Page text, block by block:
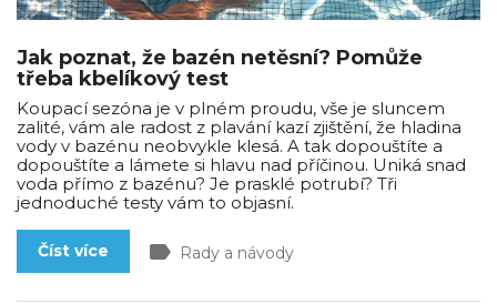
Jak poznat, že bazén netěsní? Pomůže
třeba kbelíkový test
Koupací sezóna je v plném proudu, vše je sluncem
zalité, vám ale radost z plavání kazí zjištění, že hladina
vody v bazénu neobvykle klesá. A tak dopouštíte a
dopouštíte a lámete si hlavu nad příčinou. Uniká snad
voda přímo z bazénu? Je prasklé potrubí? Tři
jednoduché testy vám to objasní.
Číst více label Rady a návody